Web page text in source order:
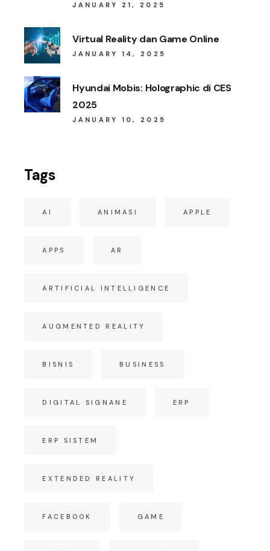
JANUARY 21, 2025
Virtual Reality dan Game Online
JANUARY 14, 2025
Hyundai Mobis: Holographic di CES
2025
JANUARY 10, 2025
Tags
AI ANIMASI APPLE
APPS AR
ARTIFICIAL INTELLIGENCE
AUGMENTED REALITY
BISNIS BUSINESS
DIGITAL SIGNANE ERP
ERP SISTEM
EXTENDED REALITY
FACEBOOK GAME